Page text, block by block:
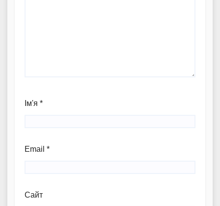
Ім'я *
Email *
Сайт